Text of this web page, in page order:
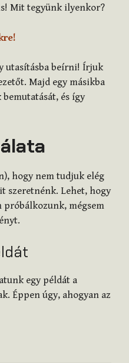
Mit tegyünk ilyenkor?
utasításba beírni! Írjuk
Majd egy másikba
és így
hogy nem tudjuk elég
szeretnénk. Lehet, hogy
próbálkozunk, mégsem
egy példát a
Éppen úgy, ahogyan az